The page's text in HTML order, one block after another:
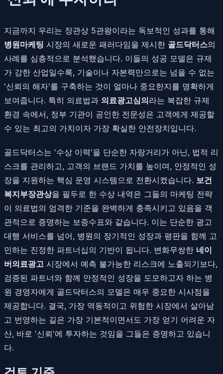
지금까지 우리는 장관상 5관왕이라는 독보적인 성과를 통해
병원마케팅 시장의 새로운 패러다임을 제시한 골드닥터스의
사례를 심층적으로 분석했습니다. 이들의 성공 모델은 규제
가 강한 산업일수록, 기술이나 자본력만으로는 넘을 수 없는
'신뢰의 해자'를 구축하는 것이 얼마나 중요한지를 명확하게
보여줍니다. 특히 의료법과 의료광고심의라는 복잡한 규제
환경 속에서, 정부 기관이 공인한 전문성은 고객에게 제공할
수 있는 최고의 가치이자 가장 확실한 안전장치입니다.
골드닥터스는 '수상 이력'을 단순한 자랑거리가 아닌, 법적 리
스크를 관리하고, 고객의 브랜드 가치를 높이며, 안정적인 성
장을 지원하는 핵심 운영 시스템으로 전환시켰습니다. 보건
복지부장관상을 필두로 한 수상 내역은 그들의 마케팅 전략
이 의료법의 엄격한 기준을 완벽하게 충족시키고 있음을 객
관적으로 증명하는 보증수표와 같습니다. 이는 단순한 광고
대행 서비스를 넘어, 병원의 장기적인 성장과 평판을 함께 고
민하는 진정한 파트너십의 기반이 됩니다. 변화무쌍한 네이
버의료광고 시장에서 예측 불가능한 리스크에 노출되기보다,
검증된 파트너와 함께 안정적인 성장을 도모하고자 하는 병
원 경영자에게 골드닥터스의 모델은 매우 중요한 시사점을
제공합니다. 결국, 가장 역동적이고 위험한 시장에서 살아남
고 번영하는 길은 가장 기본적이면서도 가장 얻기 어려운 자
산, 바로 '신뢰'에 투자하는 것임을 그들은 증명하고 있습니
다.